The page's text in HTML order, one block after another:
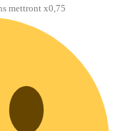
met­tront x0,75